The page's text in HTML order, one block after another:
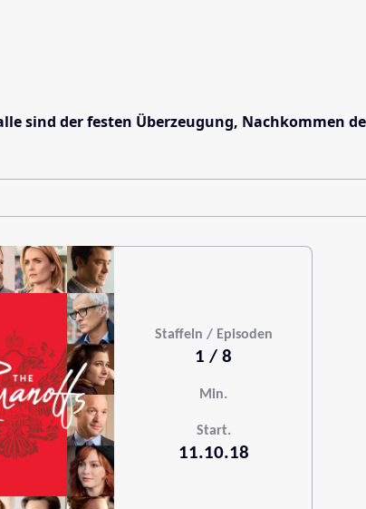
sind der festen Überzeugung, Nachkommen
Staffeln / Episoden
1 / 8
Min.
Start.
11.10.18